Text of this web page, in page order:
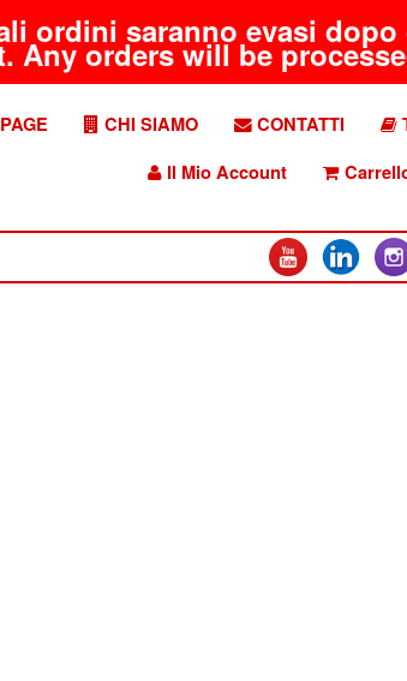
ordini saranno evasi dopo
orders will be
CHI SIAMO CONTATTI
Il Mio Account